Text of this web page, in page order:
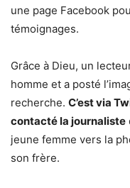
une page Facebook
témoignages.
Grâce à Dieu, un
homme et a posté
recherche. C’est via
contacté la journaliste
jeune femme vers la
son frère.